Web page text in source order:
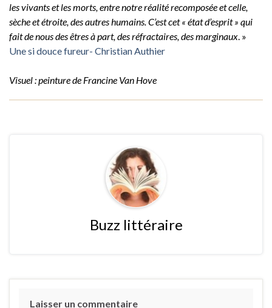
les vivants et les morts, entre notre réalité recomposée et celle,
sèche et étroite, des autres humains. C’est cet « état d’esprit » qui
fait de nous des êtres à part, des réfractaires, des marginaux . »
Une si douce fureur- Christian Authier
Visuel : peinture de Francine Van Hove
Buzz littéraire
Laisser un commentaire